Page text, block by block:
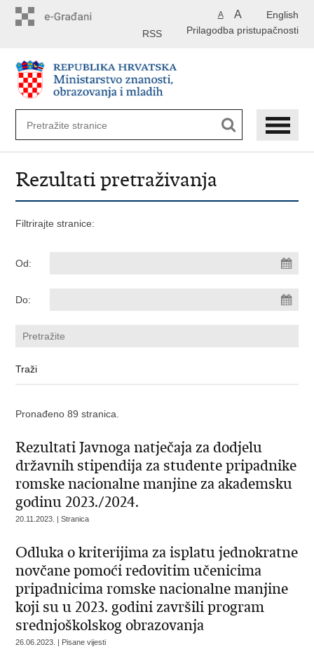
English
A A
Prilagodba pristupačnosti
RSS
Rezultati pretraživanja
Filtrirajte stranice:
Od:
Do:
Pronađeno 89 stranica.
Rezultati Javnoga natječaja za dodjelu
državnih stipendija za studente pripadnike
romske nacionalne manjine za akademsku
godinu 2023./2024.
20.11.2023. | Stranica
Odluka o kriterijima za isplatu jednokratne
novčane pomoći redovitim učenicima
pripadnicima romske nacionalne manjine
koji su u 2023. godini završili program
srednjoškolskog obrazovanja
26.06.2023. | Pisane vijesti